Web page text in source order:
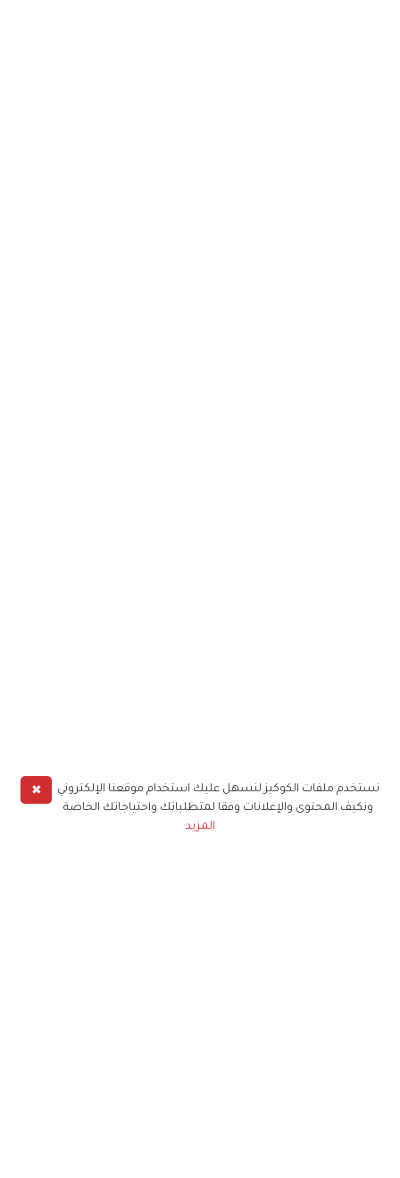
✖
نستخدم ملفات الكوكيز لنسهل عليك استخدام موقعنا الإلكتروني
ونكيف المحتوى والإعلانات وفقا لمتطلباتك واحتياجاتك الخاصة
المزيد